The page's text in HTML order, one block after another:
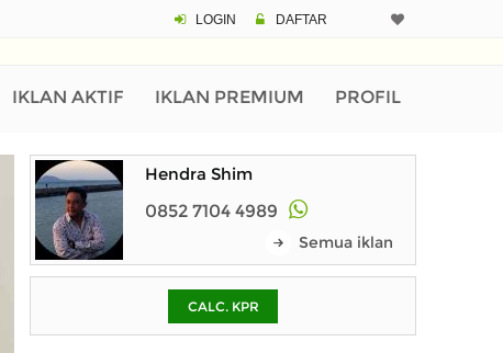
LOGIN DAFTAR
IKLAN AKTIF IKLAN PREMIUM PROFILPinjaman (PIN)
pada kotak-
Hendra Shim
0852 7104 4989
Semua iklan
CALC. KPR